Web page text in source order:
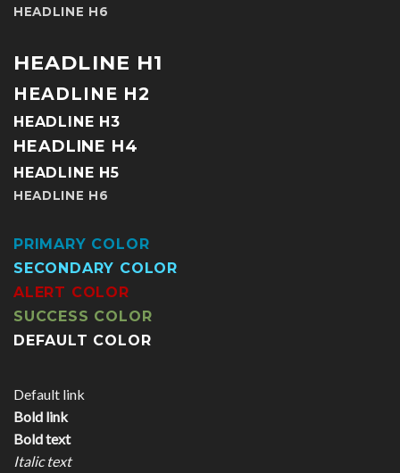
HEADLINE H6
HEADLINE H1
HEADLINE H2
HEADLINE H3
HEADLINE H4
HEADLINE H5
HEADLINE H6
PRIMARY COLOR
SECONDARY COLOR
ALERT COLOR
SUCCESS COLOR
DEFAULT COLOR
Default link
Bold link
Bold text
Italic text